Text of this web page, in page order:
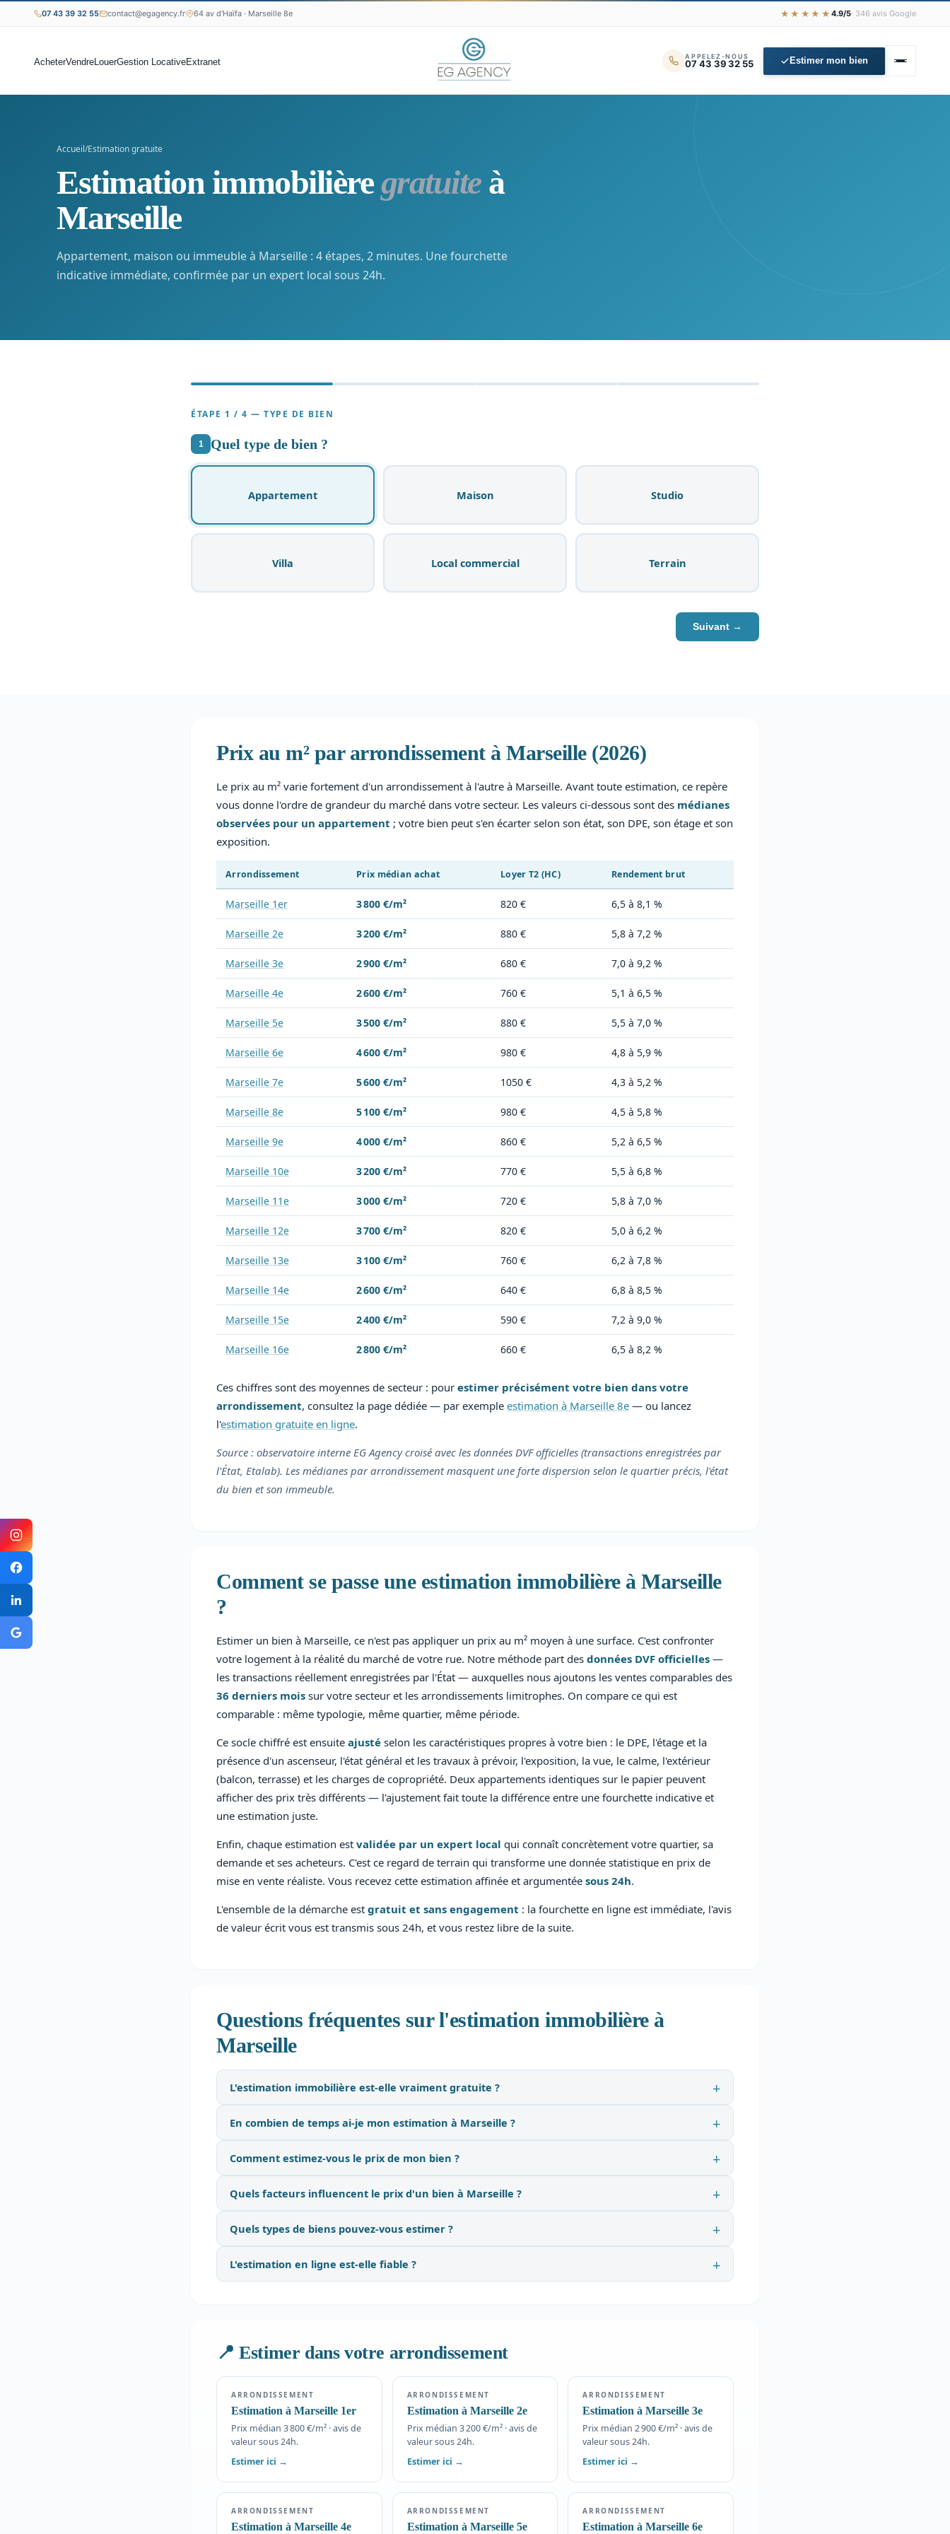
07 43 39 32 55 contact@egagency.fr 64 av d'Haïfa · Marseille 8e ★★★★★ 4.9/5· 346 avis Google
AcheterVendreLouerGestion LocativeExtranet
APPELEZ-NOUS
07 43 39 32 55 Estimer mon bien
Accueil/Estimation gratuite
Estimation immobilièregratuiteà
Marseille
Appartement, maison ou immeuble à Marseille : 4 étapes, 2 minutes. Une fourchette
indicative immédiate, confirmée par un expert local sous 24h.
ÉTAPE 1 / 4 — TYPE DE BIEN
1 Quel type de bien ?
Appartement Maison Studio
Villa Local commercial Terrain
Suivant →
Prix au m² par arrondissement à Marseille (2026)
Le prix au m² varie fortement d'un arrondissement à l'autre à Marseille. Avant toute estimation, ce repère
vous donne l'ordre de grandeur du marché dans votre secteur. Les valeurs ci-dessous sont des médianes
observées pour un appartement ; votre bien peut s'en écarter selon son état, son DPE, son étage et son
exposition.
Arrondissement Prix médian achat Loyer T2 (HC) Rendement brut
Marseille 1er 3 800 €/m² 820 € 6,5 à 8,1 %
Marseille 2e 3 200 €/m² 880 € 5,8 à 7,2 %
Marseille 3e 2 900 €/m² 680 € 7,0 à 9,2 %
Marseille 4e 2 600 €/m² 760 € 5,1 à 6,5 %
Marseille 5e 3 500 €/m² 880 € 5,5 à 7,0 %
Marseille 6e 4 600 €/m² 980 € 4,8 à 5,9 %
Marseille 7e 5 600 €/m² 1050 € 4,3 à 5,2 %
Marseille 8e 5 100 €/m² 980 € 4,5 à 5,8 %
Marseille 9e 4 000 €/m² 860 € 5,2 à 6,5 %
Marseille 10e 3 200 €/m² 770 € 5,5 à 6,8 %
Marseille 11e 3 000 €/m² 720 € 5,8 à 7,0 %
Marseille 12e 3 700 €/m² 820 € 5,0 à 6,2 %
Marseille 13e 3 100 €/m² 760 € 6,2 à 7,8 %
Marseille 14e 2 600 €/m² 640 € 6,8 à 8,5 %
Marseille 15e 2 400 €/m² 590 € 7,2 à 9,0 %
Marseille 16e 2 800 €/m² 660 € 6,5 à 8,2 %
Ces chiffres sont des moyennes de secteur : pour estimer précisément votre bien dans votre
arrondissement, consultez la page dédiée — par exemple estimation à Marseille 8e — ou lancez
l'estimation gratuite en ligne.
Source : observatoire interne EG Agency croisé avec les données DVF officielles (transactions enregistrées par
l'État, Etalab). Les médianes par arrondissement masquent une forte dispersion selon le quartier précis, l'état
du bien et son immeuble.
Comment se passe une estimation immobilière à Marseille
?
Estimer un bien à Marseille, ce n'est pas appliquer un prix au m² moyen à une surface. C'est confronter
votre logement à la réalité du marché de votre rue. Notre méthode part des données DVF officielles —
les transactions réellement enregistrées par l'État — auxquelles nous ajoutons les ventes comparables des
36 derniers mois sur votre secteur et les arrondissements limitrophes. On compare ce qui est
comparable : même typologie, même quartier, même période.
Ce socle chiffré est ensuite ajusté selon les caractéristiques propres à votre bien : le DPE, l'étage et la
présence d'un ascenseur, l'état général et les travaux à prévoir, l'exposition, la vue, le calme, l'extérieur
(balcon, terrasse) et les charges de copropriété. Deux appartements identiques sur le papier peuvent
afficher des prix très différents — l'ajustement fait toute la différence entre une fourchette indicative et
une estimation juste.
Enfin, chaque estimation est validée par un expert local qui connaît concrètement votre quartier, sa
demande et ses acheteurs. C'est ce regard de terrain qui transforme une donnée statistique en prix de
mise en vente réaliste. Vous recevez cette estimation affinée et argumentée sous 24h.
L'ensemble de la démarche est gratuit et sans engagement : la fourchette en ligne est immédiate, l'avis
de valeur écrit vous est transmis sous 24h, et vous restez libre de la suite.
Questions fréquentes sur l'estimation immobilière à
Marseille
L'estimation immobilière est-elle vraiment gratuite ?
En combien de temps ai-je mon estimation à Marseille ?
Comment estimez-vous le prix de mon bien ?
Quels facteurs influencent le prix d'un bien à Marseille ?
Quels types de biens pouvez-vous estimer ?
L'estimation en ligne est-elle fiable ?
📍 Estimer dans votre arrondissement
ARRONDISSEMENT
Estimation à Marseille 1er
Prix médian 3 800 €/m² · avis de
valeur sous 24h.
Estimer ici →
ARRONDISSEMENT
Estimation à Marseille 2e
Prix médian 3 200 €/m² · avis de
valeur sous 24h.
Estimer ici →
ARRONDISSEMENT
Estimation à Marseille 3e
Prix médian 2 900 €/m² · avis de
valeur sous 24h.
Estimer ici →
ARRONDISSEMENT
Estimation à Marseille 4e
ARRONDISSEMENT
Estimation à Marseille 5e
ARRONDISSEMENT
Estimation à Marseille 6e